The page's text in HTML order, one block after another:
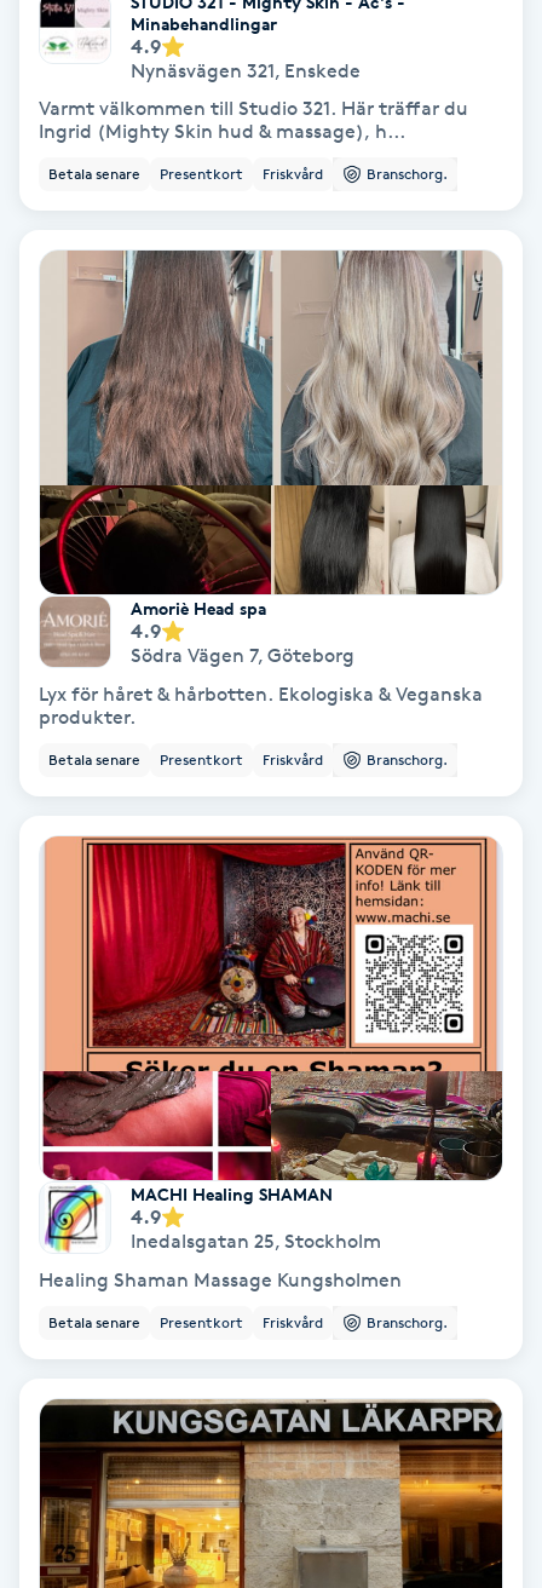
Regndroppsmassage
Reikihealing
Reiki massage
Restorative Yoga
Rosacea
Rosenmetoden
Ryggmassage
Samtalsterapi
Senioryoga
Shiatsu
Sjukgymnastik
Skalpmassage
Skinbooster
Sklerosering
Skoinlägg
Skägg
Skäggklippning
Skäggtrimmning
Slingor
Minabehandlingar
4.9
Nynäsvägen 321, Enskede
Varmt välkommen till Studio 321. Här träffar du
Ingrid (Mighty Skin hud & massage), h...
Betala senare Presentkort Friskvård Branschorg.
Amoriè Head spa
4.9
Södra Vägen 7, Göteborg
Lyx för håret & hårbotten. Ekologiska & Veganska
produkter.
Betala senare Presentkort Friskvård Branschorg.
MACHI Healing SHAMAN
4.9
Inedalsgatan 25, Stockholm
Healing Shaman Massage Kungsholmen
Betala senare Presentkort Friskvård Branschorg.